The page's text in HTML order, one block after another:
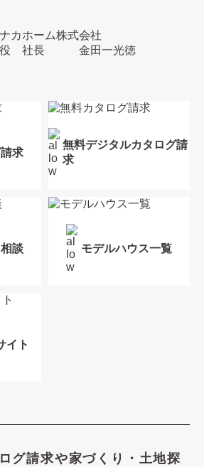
求
無料デジタルカタログ請
求
談 モデルハウス一覧
イト
カホーム株式会社
役 社長 金田一光徳
グ請求や家づくり・土地探